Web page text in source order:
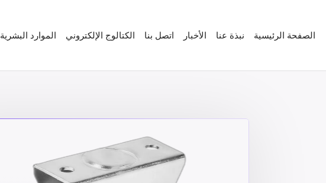
الصفحة الرئيسية نبذة عنا الأخبار اتصل بنا الكتالوج الإلكتروني الموارد البشرية